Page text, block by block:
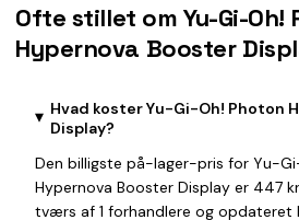
Ofte stillet om Yu-Gi-Oh!
Hypernova Booster
Hvad koster Yu-Gi-Oh! Photon
Display?
Den billigste på-lager-pris for Yu-
Hypernova Booster Display er 447
tværs af 1 forhandlere og opdateret